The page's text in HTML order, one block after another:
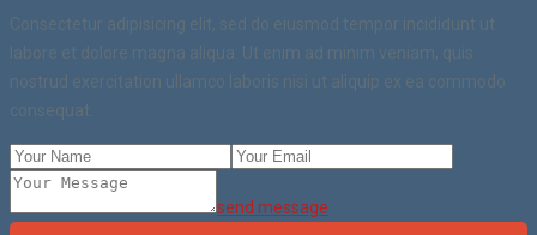
Consectetur adipisicing elit, sed do eiusmod tempor incididunt ut
labore et dolore magna aliqua. Ut enim ad minim veniam, quis
nostrud exercitation ullamco laboris nisi ut aliquip ex ea commodo
consequat.
send message